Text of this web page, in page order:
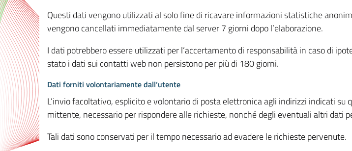
Questi dati vengono utilizzati al solo fine di ricavare informazioni statistiche
vengono cancellati immediatamente dal server 7 giorni dopo l’elaborazione.
I dati potrebbero essere utilizzati per l’accertamento di responsabilità in caso di
stato i dati sui contatti web non persistono per più di 180 giorni.
Dati forniti volontariamente dall’utente
L’invio facoltativo, esplicito e volontario di posta elettronica agli indirizzi indicati su
mittente, necessario per rispondere alle richieste, nonché degli eventuali altri dati
Tali dati sono conservati per il tempo necessario ad evadere le richieste pervenute.